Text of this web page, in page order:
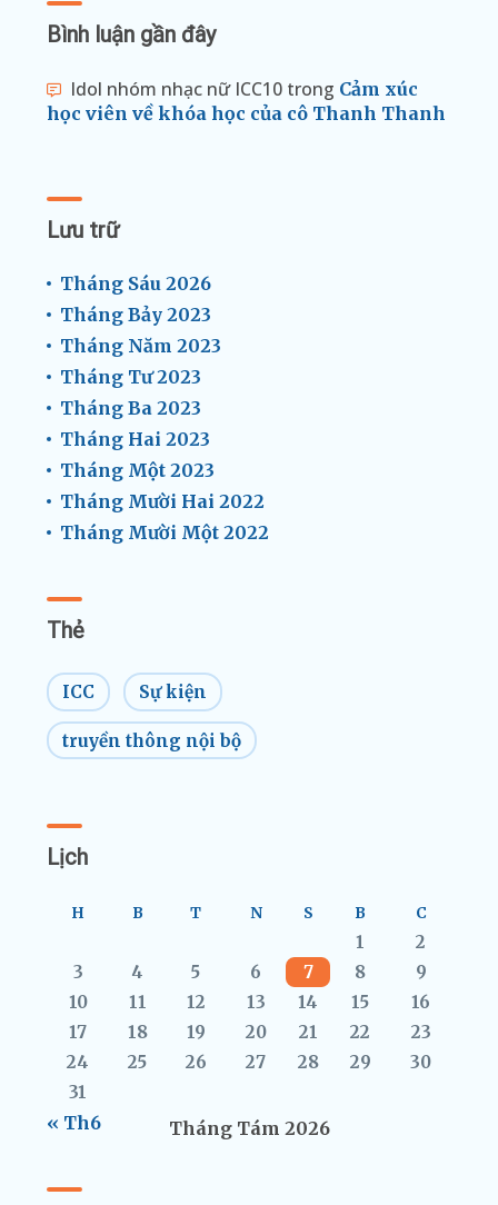
Bình luận gần đây
Idol nhóm nhạc nữ ICC10 trong Cảm xúc
học viên về khóa học của cô Thanh Thanh
Lưu trữ
Tháng Sáu 2026
Tháng Bảy 2023
Tháng Năm 2023
Tháng Tư 2023
Tháng Ba 2023
Tháng Hai 2023
Tháng Một 2023
Tháng Mười Hai 2022
Tháng Mười Một 2022
Thẻ
ICC Sự kiện
truyền thông nội bộ
Lịch
Tháng Tám 2026
H B T N S B C
1
2
3
4 5 6 7 8
9
10
11 12 13 14 15
16
17
18 19 20 21 22
23
24
25 26 27 28 29
30
31
« Th6